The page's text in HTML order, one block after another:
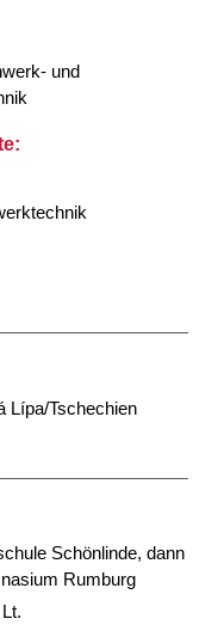
und
Lípa/Tschechien
Schönlinde, dann
Rumburg